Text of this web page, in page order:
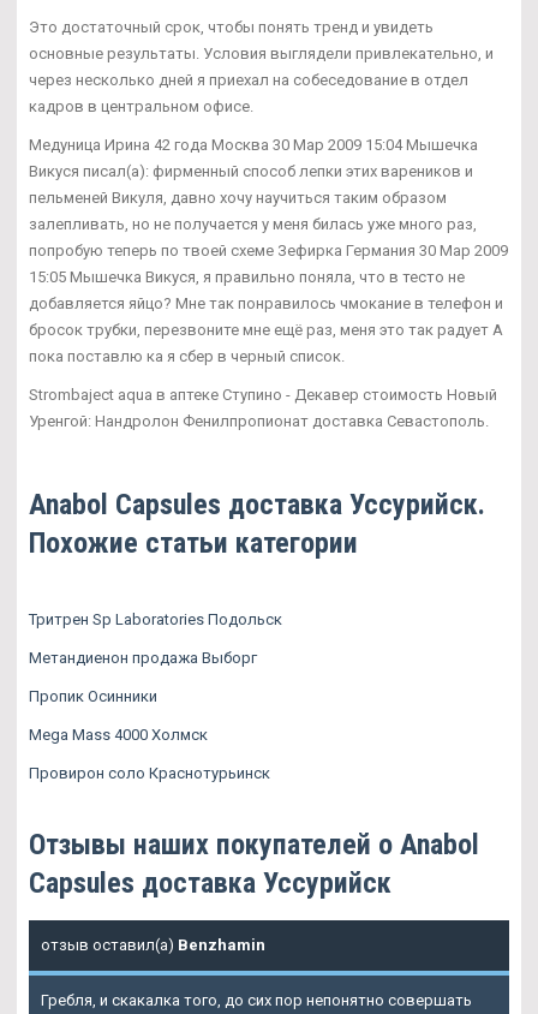
Это достаточный срок, чтобы понять тренд и увидеть
основные результаты. Условия выглядели привлекательно, и
через несколько дней я приехал на собеседование в отдел
кадров в центральном офисе.
Медуница Ирина 42 года Москва 30 Мар 2009 15:04 Мышечка
Викуся писал(а): фирменный способ лепки этих вареников и
пельменей Викуля, давно хочу научиться таким образом
залепливать, но не получается у меня билась уже много раз,
попробую теперь по твоей схеме Зефирка Германия 30 Мар 2009
15:05 Мышечка Викуся, я правильно поняла, что в тесто не
добавляется яйцо? Мне так понравилось чмокание в телефон и
бросок трубки, перезвоните мне ещё раз, меня это так радует А
пока поставлю ка я сбер в черный список.
Strombaject aqua в аптеке Ступино - Декавер стоимость Новый
Уренгой: Нандролон Фенилпропионат доставка Севастополь.
Anabol Capsules доставка Уссурийск.
Похожие статьи категории
Тритрен Sp Laboratories Подольск
Метандиенон продажа Выборг
Пропик Осинники
Mega Mass 4000 Холмск
Провирон соло Краснотурьинск
Отзывы наших покупателей о Anabol
Capsules доставка Уссурийск
отзыв оставил(а) Benzhamin
Гребля, и скакалка того, до сих пор непонятно совершать